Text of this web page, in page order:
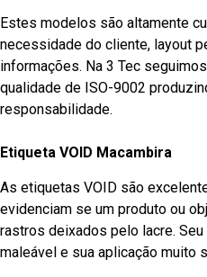
Estes modelos são altamente
necessidade do cliente, layout
informações. Na 3 Tec
qualidade de ISO-9002
responsabilidade.
Etiqueta VOID Macambira
As etiquetas VOID são
evidenciam se um produto ou
rastros deixados pelo lacre.
maleável e sua aplicação muito